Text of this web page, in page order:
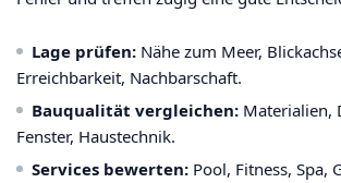
Lage prüfen: Nähe zum Meer,
Erreichbarkeit, Nachbarschaft.
Bauqualität vergleichen: Materialien,
Fenster, Haustechnik.
Services bewerten: Pool, Fitness, Spa,